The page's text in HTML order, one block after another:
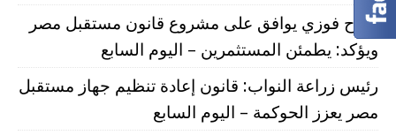
صلاح فوزي يوافق على مشروع قانون مستقبل مصر
ويؤكد: يطمئن المستثمرين – اليوم السابع
رئيس زراعة النواب: قانون إعادة تنظيم جهاز مستقبل
مصر يعزز الحوكمة – اليوم السابع